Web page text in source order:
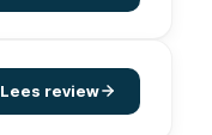
Lees review